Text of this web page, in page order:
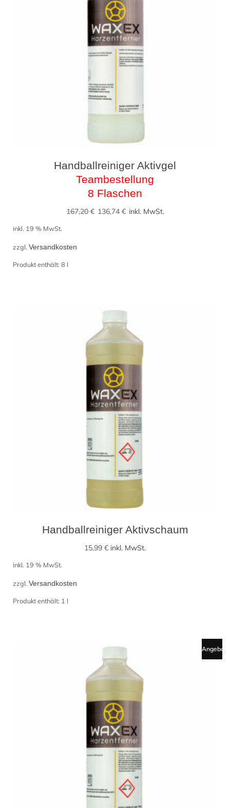
Handballreiniger Aktivgel
Teambestellung
8 Flaschen
167,20€ Ursprünglicher
136,74 € Aktueller
inkl. MwSt.
inkl. 19 % MwSt.
zzgl. Versandkosten
Produkt enthält: 8 l
Handballreiniger Aktivschaum
15,99 € inkl. MwSt.
inkl. 19 % MwSt.
zzgl. Versandkosten
Produkt enthält: 1 l
Angebot!